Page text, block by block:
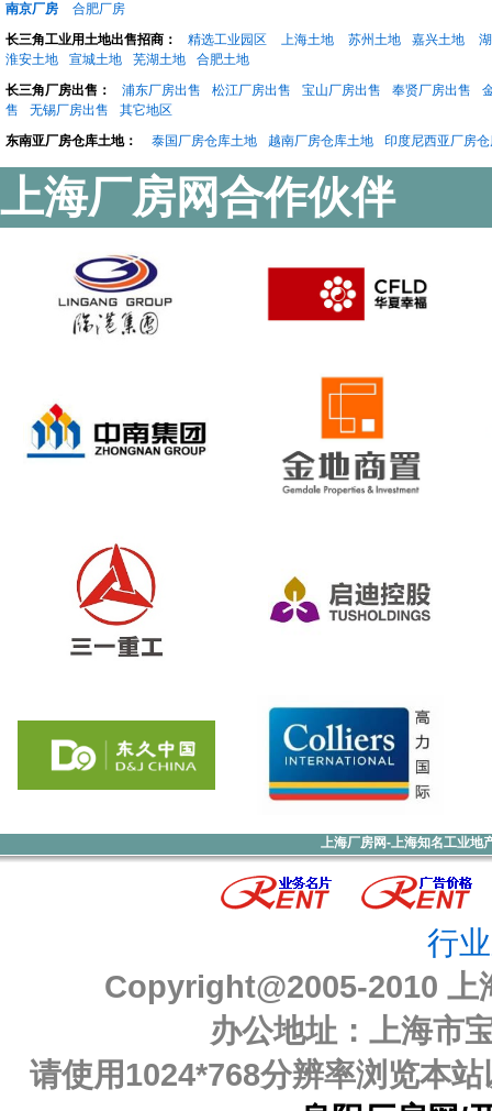
南京厂房
合肥厂房
长三角工业用土地出售招商：
精选工业园区 上海土地 苏州土地 嘉兴土地
淮安土地
宣城土地 芜湖土地
合肥土地
长三角厂房出售：
浦东厂房出售 松江厂房出售 宝山厂房出售 奉贤厂房出售
售
无锡厂房出售
其它地区
东南亚厂房仓库土地：
泰国厂房仓库土地 越南厂房仓库土地 印度尼西亚厂房
上海厂房网合作伙伴
上海厂房网-上海知名工业地
行
Copyright@2005-2010 上
办公地址：上海市
请使用1024*768分辨率浏览本